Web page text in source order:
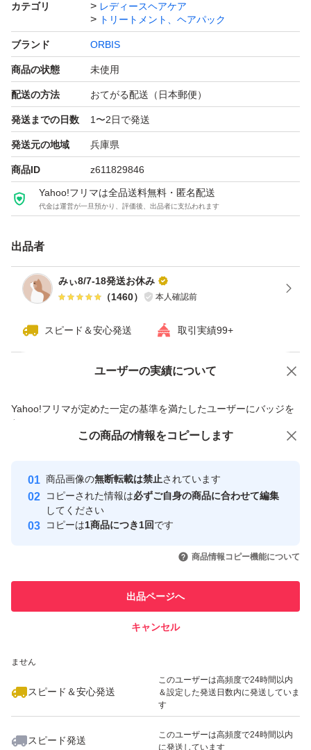
カテゴリ
レディースヘアケア
トリートメント、ヘアパック
ブランド ORBIS
商品の状態 未使用
配送の方法 おてがる配送（日本郵便）
発送までの日数 1〜2日で発送
発送元の地域 兵庫県
商品ID z611829846
Yahoo!フリマは全品送料無料・匿名配送
代金は運営が一旦預かり、評価後、出品者に支払われます
出品者
みぃ8/7-18発送お休み
（1460） 本人確認前
スピード＆安心発送 取引実績99+
ユーザーの実績について
Yahoo!フリマが定めた一定の基準を満たしたユーザーにバッジを
付与しています
安心取引出品者
心・安全なユーザーです
取引実績
引を完了させた実績があります
での取引実績があります
ません
スピード＆安心発送
このユーザーは高頻度で24時間以内
＆設定した発送日数内に発送していま
す
スピード発送
このユーザーは高頻度で24時間以内
に発送しています
価格の相談 商品への質問
この商品の情報をコピーします
商品画像の無断転載は禁止されています
コピーされた情報は必ずご自身の商品に合わせて編集
してください
コピーは1商品につき1回です
商品情報コピー機能について
出品ページへ
キャンセル
この商品をみている人にオススメ